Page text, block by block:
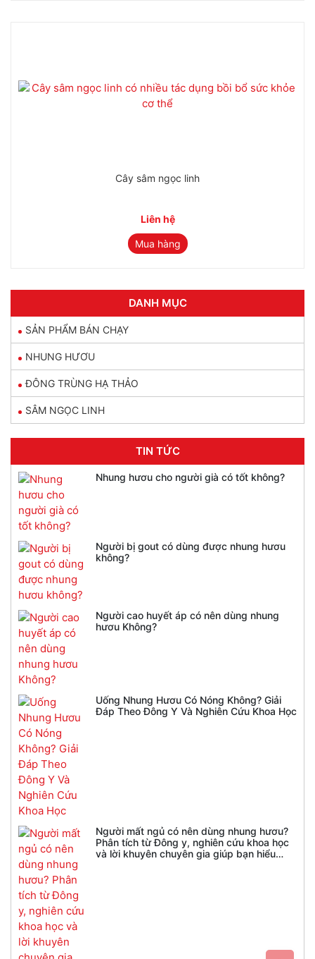
Cây sâm ngọc linh
Liên hệ
Mua hàng
DANH MỤC
SẢN PHẨM BÁN CHẠY
NHUNG HƯƠU
ĐÔNG TRÙNG HẠ THẢO
SÂM NGỌC LINH
TIN TỨC
Nhung hươu cho người già có tốt không?
Người bị gout có dùng được nhung hươu
không?
Người cao huyết áp có nên dùng nhung
hươu Không?
Uống Nhung Hươu Có Nóng Không? Giải
Đáp Theo Đông Y Và Nghiên Cứu Khoa Học
Người mất ngủ có nên dùng nhung hươu?
Phân tích từ Đông y, nghiên cứu khoa học
và lời khuyên chuyên gia giúp bạn hiểu